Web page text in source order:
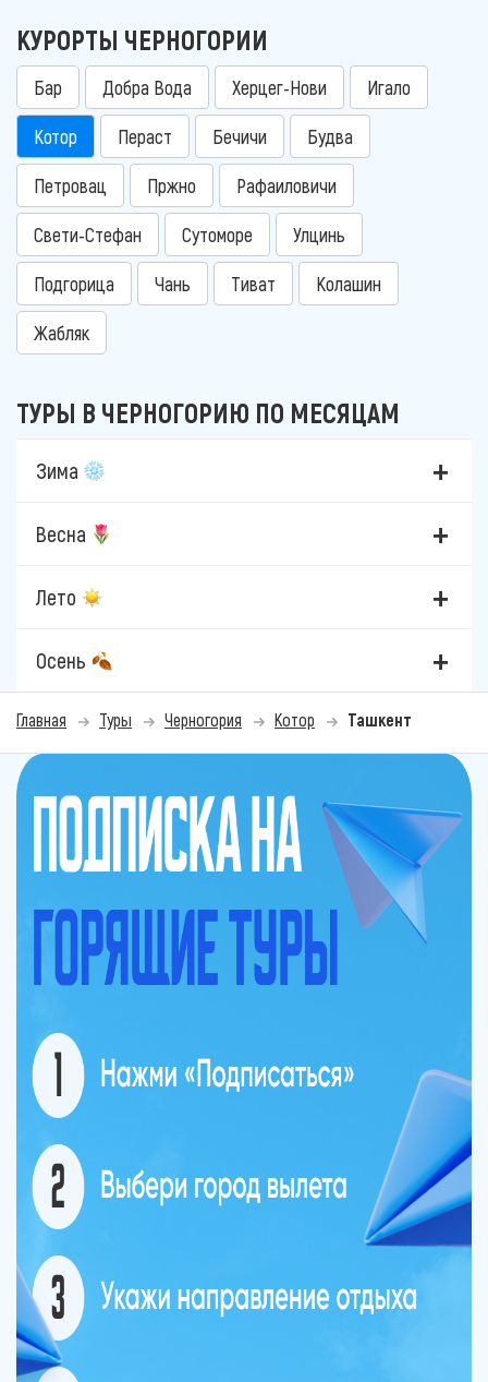
КУРОРТЫ ЧЕРНОГОРИИ
Бар Добра Вода Херцег-Нови Игало
Котор Пераст Бечичи Будва
Петровац Пржно Рафаиловичи
Свети-Стефан Сутоморе Улцинь
Подгорица Чань Тиват Колашин
Жабляк
ТУРЫ В ЧЕРНОГОРИЮ ПО МЕСЯЦАМ
Зима
Весна
Лето
Осень
Главная Туры Черногория Котор Ташкент